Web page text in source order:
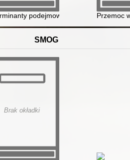
dodana : międzynarodowe
podejmowania aktywnościPrzemoc
SMOG
Brak okładki